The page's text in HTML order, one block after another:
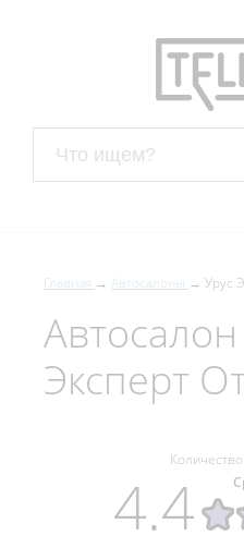
Главная Автосалоны Урус
Эксперт
4.4